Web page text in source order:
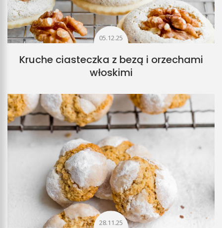
05.12.25
Kruche ciasteczka z bezą i orzechami
włoskimi
28.11.25